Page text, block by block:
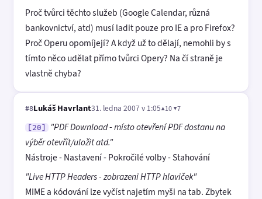
Proč tvůrci těchto služeb (Google Calendar, různá
bankovnictví, atd) musí ladit pouze pro IE a pro Firefox?
Proč Operu opomíjejí? A když už to dělají, nemohli by s
tímto něco udělat přímo tvůrci Opery? Na čí straně je
vlastně chyba?
#8Lukáš Havrlant31. ledna 2007 v 1:05▲10 ▼7
[20]
"PDF Download - místo otevření PDF dostanu na
výběr otevřít/uložit atd."
Nástroje - Nastavení - Pokročilé volby - Stahování
"Live HTTP Headers - zobrazeni HTTP hlaviček"
MIME a kódování lze vyčíst najetím myši na tab. Zbytek